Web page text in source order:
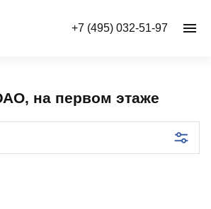
+7 (495) 032-51-97
на первом этаже